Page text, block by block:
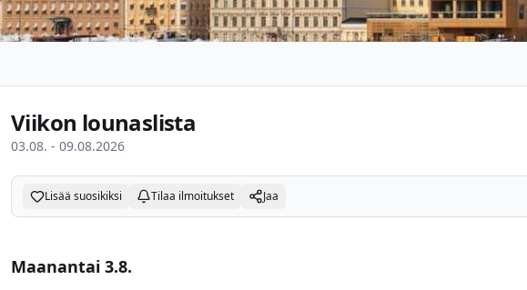
Viikon lounaslista
03.08. - 09.08.2026
Lisää suosikiksi Tilaa ilmoitukset Jaa
Maanantai 3.8.